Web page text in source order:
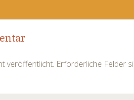
veröffentlicht. Erforderliche Felder